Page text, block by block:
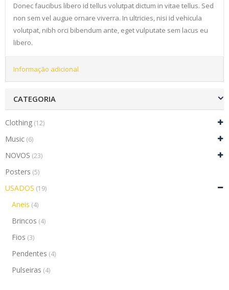
Donec faucibus libero id tellus volutpat dictum in vitae tellus. Sed
non sem vel augue ornare viverra. In ultricies, nisi id vehicula
volutpat, nibh orci bibendum ante, eget vulputate sem lacus eu
libero.
Informação adicional
CATEGORIA
Clothing (12)
Music (6)
NOVOS (23)
Posters (5)
USADOS (19)
Aneis (4)
Brincos (4)
Fios (3)
Pendentes (4)
Pulseiras (4)